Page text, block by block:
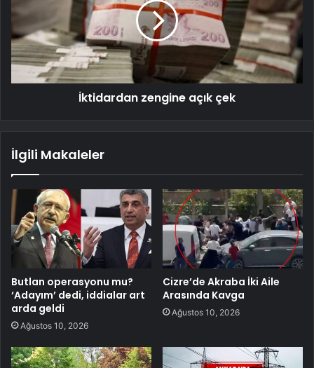
İktidardan zengine açık çek
İlgili Makaleler
Butlan operasyonu mu?
‘Adayım’ dedi, iddialar art
arda geldi
Ağustos 10, 2026
Cizre’de Akraba İki Aile
Arasında Kavga
Ağustos 10, 2026